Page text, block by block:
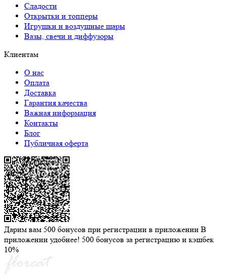
Сладости
Открытки и топперы
Игрушки и воздушные шары
Вазы, свечи и диффузоры
Клиентам
О нас
Оплата
Доставка
Гарантия качества
Важная информация
Контакты
Блог
Публичная оферта
Дарим вам 500 бонусов при регистрации в приложении В
приложении удобнее! 500 бонусов за регистрацию и кэшбек
10%